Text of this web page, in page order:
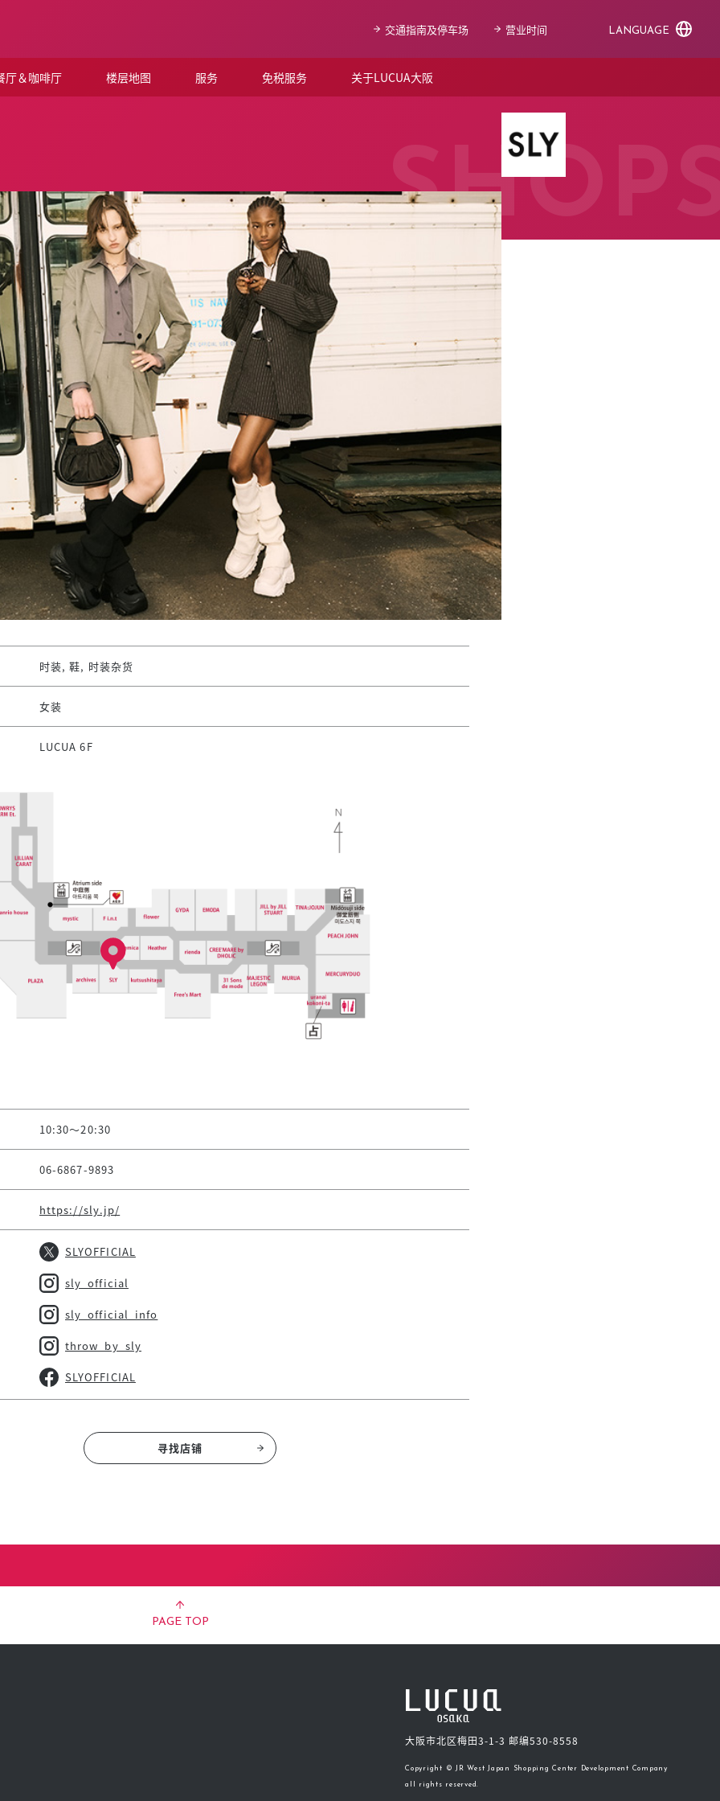
交通指南及停车场 营业时间 LANGUAGE
厅＆咖啡厅 楼层地图 服务 免税服务 关于LUCUA大阪
时装, 鞋, 时装杂货
女装
LUCUA 6F
10:30～20:30
06-6867-9893
https://sly.jp/
SLYOFFICIAL
sly_official
sly_official_info
throw_by_sly
SLYOFFICIAL
寻找店铺
PAGE TOP
大阪市北区梅田3-1-3 邮编530-8558
Copyright © JR West Japan Shopping Center Development Company
all rights reserved.